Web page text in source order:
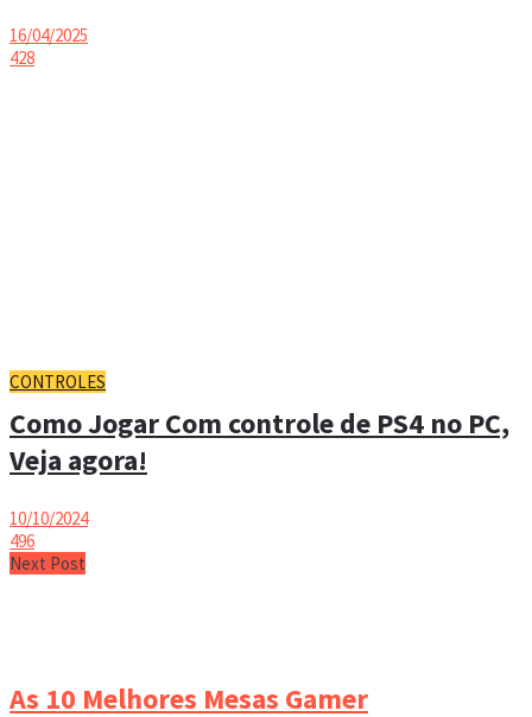
16/04/2025
428
CONTROLES
Como Jogar Com controle de PS4 no PC,
Veja agora!
10/10/2024
496
Next Post
As 10 Melhores Mesas Gamer